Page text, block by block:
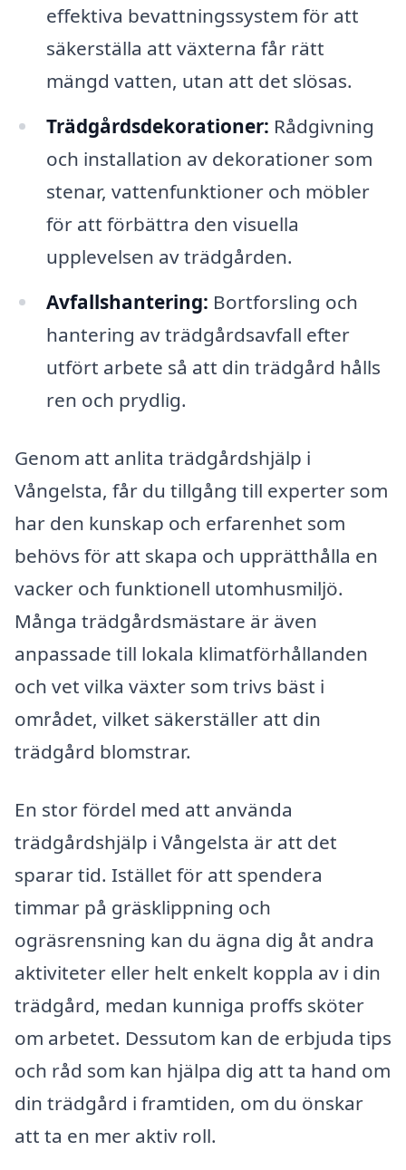
effektiva bevattningssystem för att
säkerställa att växterna får rätt
mängd vatten, utan att det slösas.
Trädgårdsdekorationer: Rådgivning
och installation av dekorationer som
stenar, vattenfunktioner och möbler
för att förbättra den visuella
upplevelsen av trädgården.
Avfallshantering: Bortforsling och
hantering av trädgårdsavfall efter
utfört arbete så att din trädgård hålls
ren och prydlig.
Genom att anlita trädgårdshjälp i
Vångelsta, får du tillgång till experter som
har den kunskap och erfarenhet som
behövs för att skapa och upprätthålla en
vacker och funktionell utomhusmiljö.
Många trädgårdsmästare är även
anpassade till lokala klimatförhållanden
och vet vilka växter som trivs bäst i
området, vilket säkerställer att din
trädgård blomstrar.
En stor fördel med att använda
trädgårdshjälp i Vångelsta är att det
sparar tid. Istället för att spendera
timmar på gräsklippning och
ogräsrensning kan du ägna dig åt andra
aktiviteter eller helt enkelt koppla av i din
trädgård, medan kunniga proffs sköter
om arbetet. Dessutom kan de erbjuda tips
och råd som kan hjälpa dig att ta hand om
din trädgård i framtiden, om du önskar
att ta en mer aktiv roll.